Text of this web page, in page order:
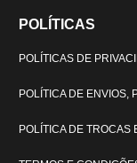
POLÍTICAS
POLÍTICAS DE
POLÍTICA DE ENVIOS,
POLÍTICA DE TROCAS